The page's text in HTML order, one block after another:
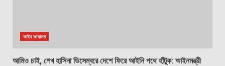
আইন আদালত
আমিও চাই, শেখ হাসিনা ডিসেম্বরে দেশে ফিরে আইনি পথে হাঁটুক: আইনমন্ত্রী